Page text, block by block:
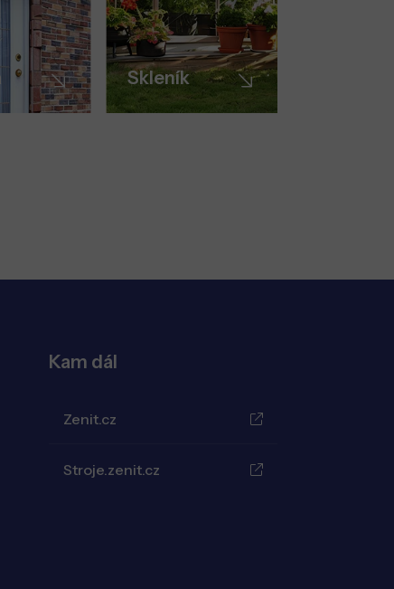
Skleník
Kam dál
Zenit.cz
Stroje.zenit.cz